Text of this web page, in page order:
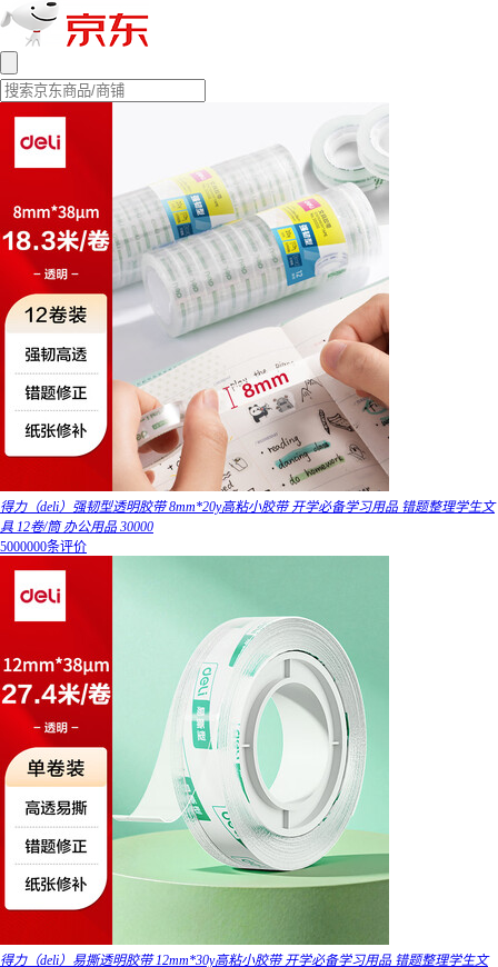
得力（deli）强韧型透明胶带 8mm*20y高粘小胶带 开学必备学习用品 错题整理学生文
具 12卷/筒 办公用品 30000
5000000条评价
得力（deli）易撕透明胶带 12mm*30y高粘小胶带 开学必备学习用品 错题整理学生文